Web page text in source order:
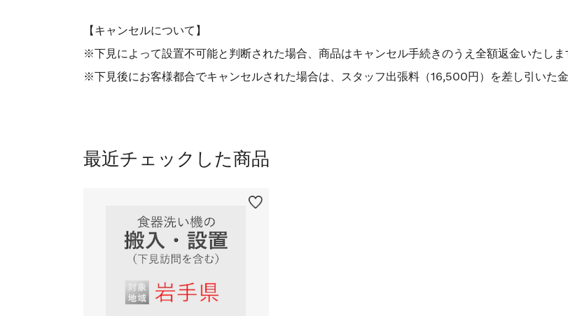
【キャンセルについて】
※下見によって設置不可能と判断された場合、商品はキャンセル手続きのうえ全額返金いたしま
※下見後にお客様都合でキャンセルされた場合は、スタッフ出張料（16,500円）を差し引いた金
最近チェックした商品